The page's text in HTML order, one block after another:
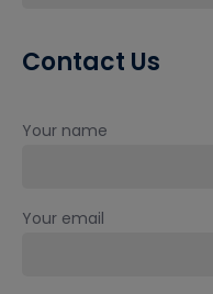
Contact Us
Your name
Your email